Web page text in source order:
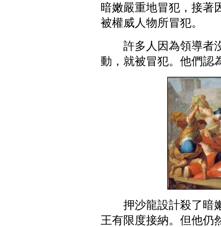
暗嫩嚴重地冒犯，接著
被權威人物所冒犯。
許多人因為領導者
動，就被冒犯。他們認
押沙龍設計殺了暗
王有限度接納。但他仍